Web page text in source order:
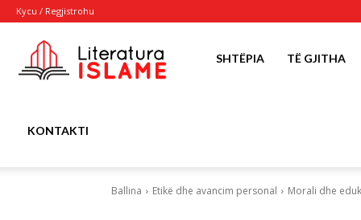
Kycu / Regjistrohu
LiteraturaSHTËPIA TË GJITHA
KONTAKTI
Ballina Etikë dhe avancim personal Morali dhe